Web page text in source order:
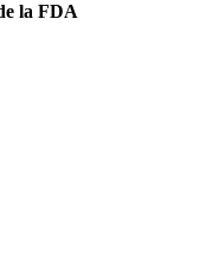
la FDA